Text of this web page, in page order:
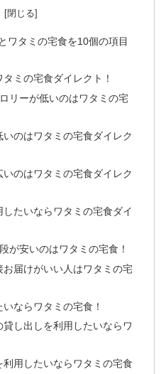
ワタミの宅食を10個の項目
ミの宅食ダイレクト！
リーが低いのはワタミの宅
のはワタミの宅食ダイレク
のはワタミの宅食ダイレク
たいならワタミの宅食ダイ
が安いのはワタミの宅食！
届けがいい人はワタミの宅
ならワタミの宅食！
し出しを利用したいならワ
用したいならワタミの宅食